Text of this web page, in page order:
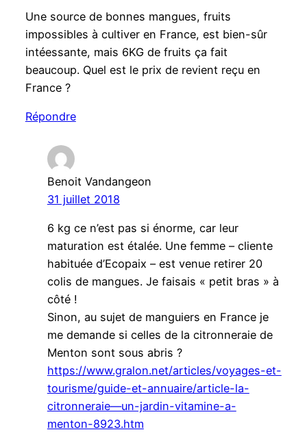
Une source de bonnes mangues, fruits
impossibles à cultiver en France, est bien-sûr
intéessante, mais 6KG de fruits ça fait
beaucoup. Quel est le prix de revient reçu en
France ?
Répondre
Benoit Vandangeon
31 juillet 2018
6 kg ce n’est pas si énorme, car leur
maturation est étalée. Une femme – cliente
habituée d’Ecopaix – est venue retirer 20
colis de mangues. Je faisais « petit bras » à
côté !
Sinon, au sujet de manguiers en France je
me demande si celles de la citronneraie de
Menton sont sous abris ?
https://www.gralon.net/articles/voyages-et-
tourisme/guide-et-annuaire/article-la-
citronneraie—un-jardin-vitamine-a-
menton-8923.htm